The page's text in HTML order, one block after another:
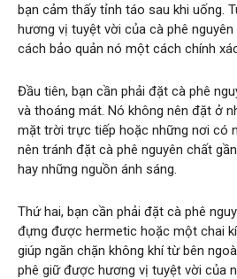
bạn cảm thấy tỉnh táo sau khi uống.
hương vị tuyệt vời của cà phê
cách bảo quản nó một cách chính
Đầu tiên, bạn cần phải đặt cà phê
và thoáng mát. Nó không nên đặt ở
mặt trời trực tiếp hoặc những nơi có
nên tránh đặt cà phê nguyên chất
hay những nguồn ánh sáng.
Thứ hai, bạn cần phải đặt cà phê
đựng được hermetic hoặc một chai
giúp ngăn chặn không khí từ bên
phê giữ được hương vị tuyệt vời của